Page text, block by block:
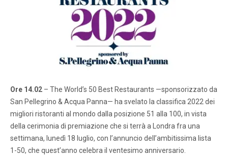
Ore 14.02 – The World’s 50 Best Restaurants —sponsorizzato da
San Pellegrino & Acqua Panna— ha svelato la classifica 2022 dei
migliori ristoranti al mondo dalla posizione 51 alla 100, in vista
della cerimonia di premiazione che si terrà a Londra fra una
settimana, lunedì 18 luglio, con l’annuncio dell’ambitissima lista
1-50, che quest’anno celebra il ventesimo anniversario.